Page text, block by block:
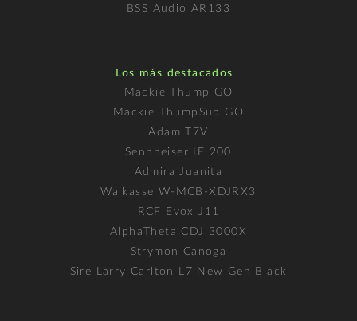
BSS Audio AR133
Los más destacados
Mackie Thump GO
Mackie ThumpSub GO
Adam T7V
Sennheiser IE 200
Admira Juanita
Walkasse W-MCB-XDJRX3
RCF Evox J11
AlphaTheta CDJ 3000X
Strymon Canoga
Sire Larry Carlton L7 New Gen Black